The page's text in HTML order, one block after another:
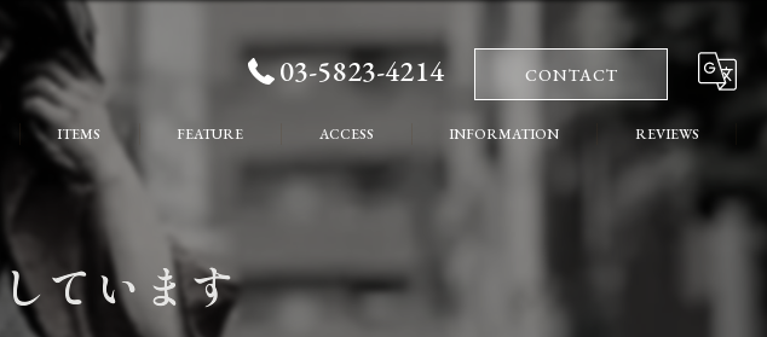
03-5823-4214 CONTACT
ITEMS FEATURE
大人
ACCESS INFORMATION REVIEWS
ています